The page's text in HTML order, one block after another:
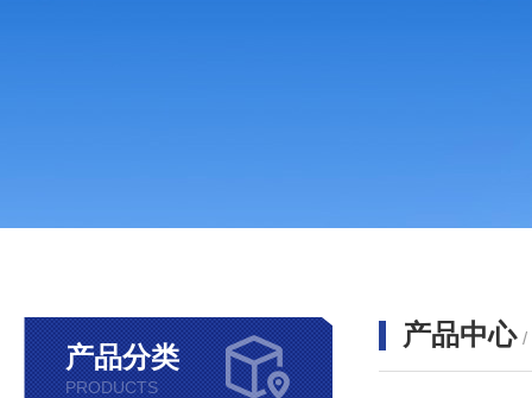
产品分类
PRODUCTS
产品中心 /